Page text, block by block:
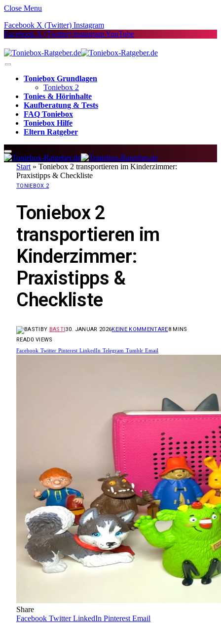
Close Menu
Facebook X (Twitter) Instagram
Facebook X (Twitter) InstagramYouTube
Toniebox Grundlagen
Toniebox 2
Tonies & Hörinhalte
Kaufberatung & Tests
FAQ Toniebox
Toniebox Hilfe
Eltern Ratgeber
Start » Toniebox 2 transportieren im Kinderzimmer:
Praxistipps & Checkliste
TONIEBOX 2
Toniebox 2
transportieren im
Kinderzimmer:
Praxistipps &
Checkliste
BY BASTI30. JANUAR 2026KEINE KOMMENTARE8 MINS
READ0 VIEWS
Facebook Twitter Pinterest LinkedIn Telegram Tumblr Email
Share
Facebook Twitter LinkedIn Pinterest Email